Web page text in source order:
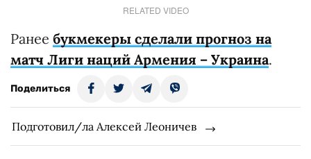
RELATED VIDEO
Ранее букмекеры сделали прогноз на
матч Лиги наций Армения – Украина.
Поделиться
Подготовил/ла Алексей Леоничев